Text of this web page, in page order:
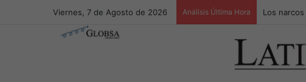
Viernes, 7 de Agosto de 2026 Análisis Última Hora Los